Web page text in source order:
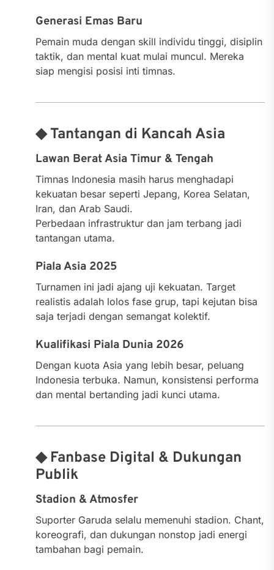
Generasi Emas Baru
Pemain muda dengan skill individu tinggi, disiplin
taktik, dan mental kuat mulai muncul. Mereka
siap mengisi posisi inti timnas.
◆ Tantangan di Kancah Asia
Lawan Berat Asia Timur & Tengah
Timnas Indonesia masih harus menghadapi
kekuatan besar seperti Jepang, Korea Selatan,
Iran, dan Arab Saudi.
Perbedaan infrastruktur dan jam terbang jadi
tantangan utama.
Piala Asia 2025
Turnamen ini jadi ajang uji kekuatan. Target
realistis adalah lolos fase grup, tapi kejutan bisa
saja terjadi dengan semangat kolektif.
Kualifikasi Piala Dunia 2026
Dengan kuota Asia yang lebih besar, peluang
Indonesia terbuka. Namun, konsistensi performa
dan mental bertanding jadi kunci utama.
◆ Fanbase Digital & Dukungan
Publik
Stadion & Atmosfer
Suporter Garuda selalu memenuhi stadion. Chant,
koreografi, dan dukungan nonstop jadi energi
tambahan bagi pemain.